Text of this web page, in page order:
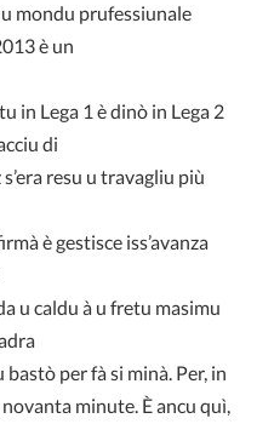
mondu prufessiunale
è un
in Lega 1 è dinò in Lega 2
di
resu u travagliu più
è gestisce iss’avanza
u caldu à u fretu masimu
per fà si minà. Per, in
minute. È ancu quì,